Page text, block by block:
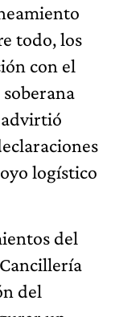
todo, los
con el
advirtió
logístico
del
del